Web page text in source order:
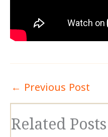
← Previous Post
Related Posts